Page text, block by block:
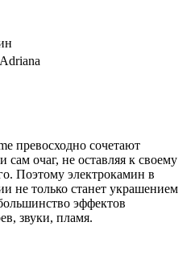
превосходно сочетают
сам очаг, не оставляя к своему
Поэтому электрокамин в
не только станет украшением
эффектов
звуки, пламя.